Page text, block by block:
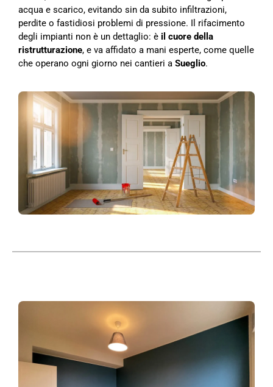
acqua e scarico, evitando sin da subito infiltrazioni,
perdite o fastidiosi problemi di pressione. Il rifacimento
degli impianti non è un dettaglio: è il cuore della
ristrutturazione, e va affidato a mani esperte, come quelle
che operano ogni giorno nei cantieri a Sueglio.